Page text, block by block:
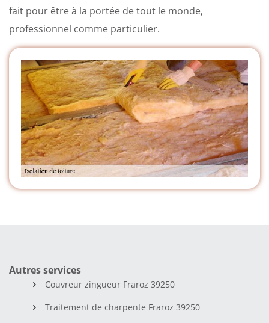
fait pour être à la portée de tout le monde,
professionnel comme particulier.
Autres services
Couvreur zingueur Fraroz 39250
Traitement de charpente Fraroz 39250